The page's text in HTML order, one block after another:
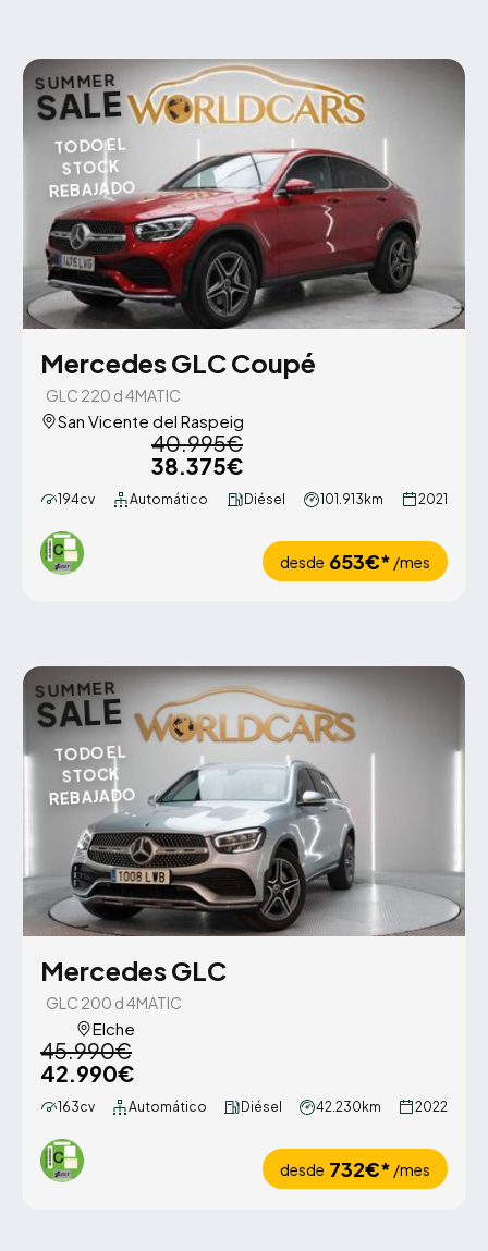
SUMMER
SALE
TODO EL
STOCK
REBAJADO
Mercedes GLC Coupé
GLC 220 d 4MATIC
San Vicente del Raspeig
40.995€
38.375€
194cv Automático Diésel 101.913km 2021
desde 653€* /mes
SUMMER
SALE
TODO EL
STOCK
REBAJADO
Mercedes GLC
GLC 200 d 4MATIC
Elche
45.990€
42.990€
163cv Automático Diésel 42.230km 2022
desde 732€* /mes